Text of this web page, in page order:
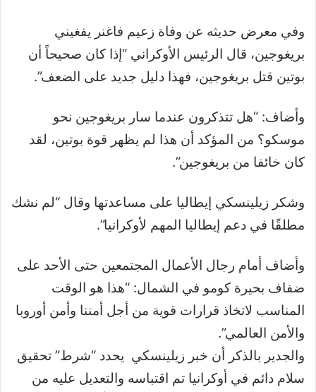
وفي معرض حديثه عن وفاة زعيم فاغنر يفغيني
بريغوجين، قال الرئيس الأوكراني “إذا كان صحيحاً أن
بوتين قتل بريغوجين، فهذا دليل جديد على الضعف”.
وأضاف: “هل تتذكرون عندما سار بريغوجين نحو
موسكو؟ من المؤكد أن هذا لم يظهر قوة بوتين، لقد
كان خائفا من بريغوجين”.
وشكر زيلينسكي إيطاليا على مساعدتها وقال “لم نشك
مطلقًا في دعم إيطاليا المهم لأوكرانيا”.
وأضاف أمام رجال الأعمال المجتمعين حتى الأحد على
ضفاف بحيرة كومو في الشمال: “هذا هو الوقت
المناسب لاتخاذ قرارات قوية من أجل أمننا وأمن أوروبا
والأمن العالمي”.
والجدير بالذكر أن خبر زيلينسكي يحدد “شرط” تحقيق
سلام دائم في أوكرانيا تم اقتباسه والتعديل عليه من